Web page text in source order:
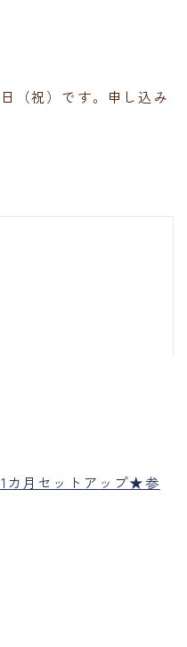
（祝）です。申し込み
カ月セットアップ★参